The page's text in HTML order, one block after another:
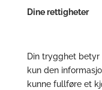
Dine rettigheter
Din trygghet betyr
kun den
kunne fullføre et